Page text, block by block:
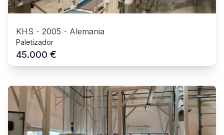
KHS - 2005 - Alemania
Paletizador
45.000 €